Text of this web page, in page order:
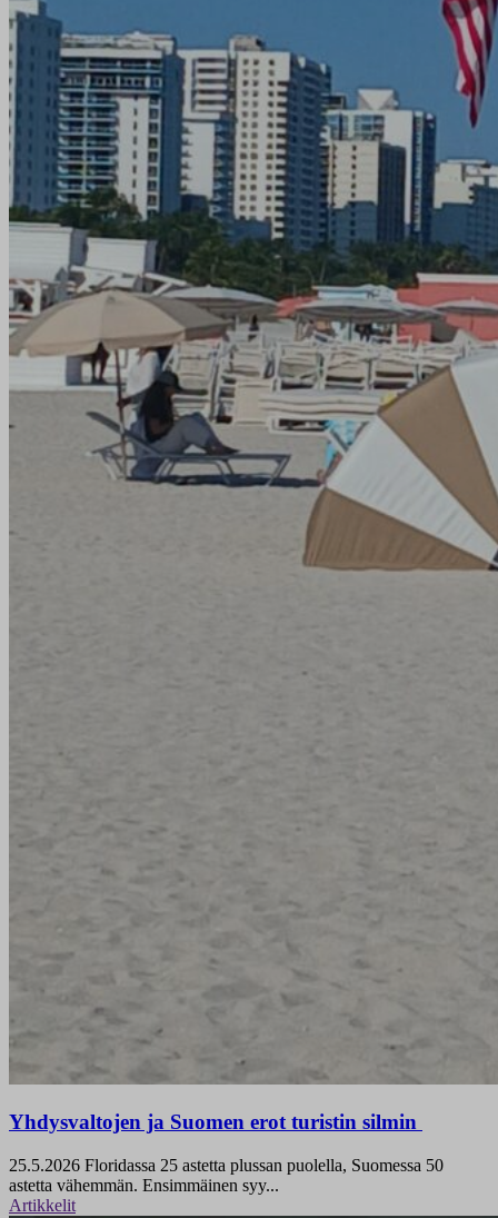
Yhdysvaltojen ja Suomen erot turistin silmin
25.5.2026 Floridassa 25 astetta plussan puolella, Suomessa 50
astetta vähemmän. Ensimmäinen syy...
Artikkelit